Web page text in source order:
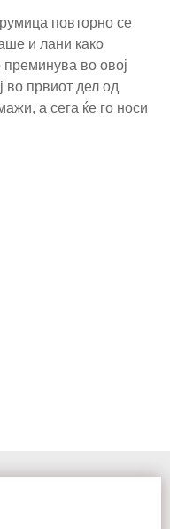
повторно се
и лани како
преминува во овој
во првиот дел од
а сега ќе го носи